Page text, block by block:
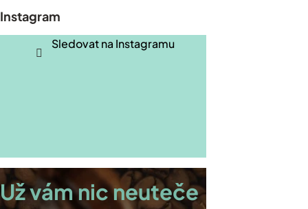
a
t
Instagram
Sledovat na Instagramu